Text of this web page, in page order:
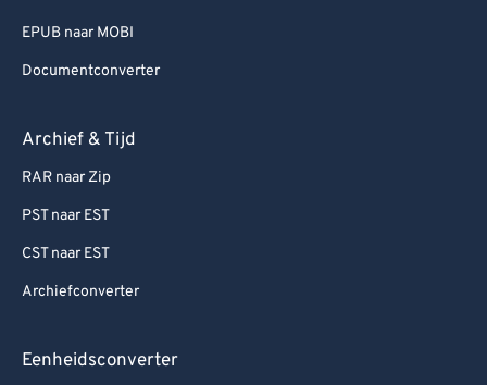
EPUB naar MOBI
Documentconverter
Archief & Tijd
RAR naar Zip
PST naar EST
CST naar EST
Archiefconverter
Eenheidsconverter